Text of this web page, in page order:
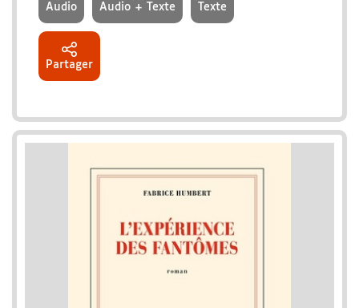
Audio Audio + Texte Texte
Partager